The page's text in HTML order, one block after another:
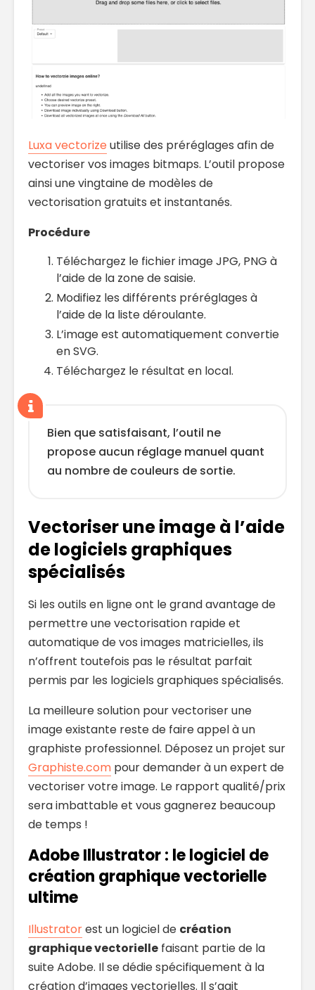
Luxa vectorize utilise des préréglages afin de
vectoriser vos images bitmaps. L’outil propose
ainsi une vingtaine de modèles de
vectorisation gratuits et instantanés.
Procédure
Téléchargez le fichier image JPG, PNG à
l’aide de la zone de saisie.
Modifiez les différents préréglages à
l’aide de la liste déroulante.
L’image est automatiquement convertie
en SVG.
Téléchargez le résultat en local.
Bien que satisfaisant, l’outil ne
propose aucun réglage manuel quant
au nombre de couleurs de sortie.
Vectoriser une image à l’aide
de logiciels graphiques
spécialisés
Si les outils en ligne ont le grand avantage de
permettre une vectorisation rapide et
automatique de vos images matricielles, ils
n’offrent toutefois pas le résultat parfait
permis par les logiciels graphiques spécialisés.
La meilleure solution pour vectoriser une
image existante reste de faire appel à un
graphiste professionnel. Déposez un projet sur
Graphiste.com pour demander à un expert de
vectoriser votre image. Le rapport qualité/prix
sera imbattable et vous gagnerez beaucoup
de temps !
Adobe Illustrator : le logiciel de
création graphique vectorielle
ultime
Illustratorest un logiciel de création
graphique vectorielle faisant partie de la
suite Adobe. Il se dédie spécifiquement à la
création d’images vectorielles. Il s’agit